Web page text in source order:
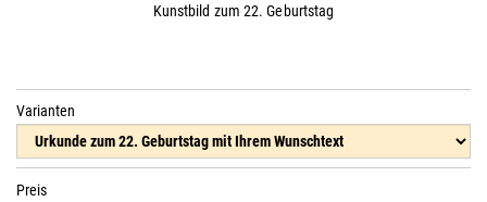
Kunstbild zum 22. Geburtstag
Varianten
Preis